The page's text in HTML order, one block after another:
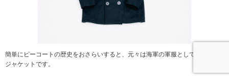
簡単にピーコートの歴史をおさらいすると、元々は海軍の軍服として生まれた
ジャケットです。